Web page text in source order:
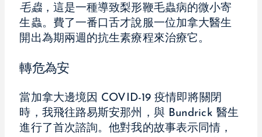
毛蟲，這是一種導致梨形鞭毛蟲病的微小寄
生蟲。費了一番口舌才說服一位加拿大醫生
開出為期兩週的抗生素療程來治療它。
轉危為安
當加拿大邊境因 COVID-19 疫情即將關閉
時，我飛往路易斯安那州，與 Bundrick 醫生
進行了首次諮詢。他對我的故事表示同情，